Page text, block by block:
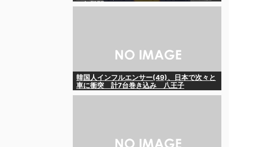
韓国人インフルエンサー(49)、日本で次々と
車に衝突 計7台巻き込み 八王子